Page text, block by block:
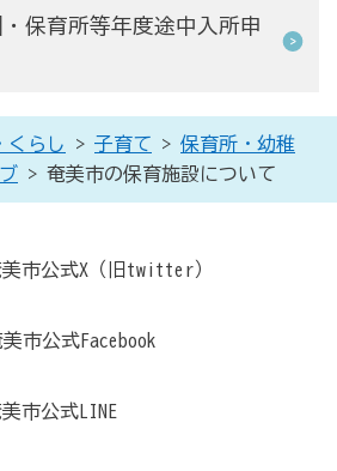
保育所等年度途中入所申
くらし > 子育て > 保育所・幼稚
> 奄美市の保育施設について
市公式X（旧twitter）
市公式Facebook
市公式LINE